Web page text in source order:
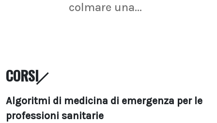
colmare una...
CORSI
Algoritmi di medicina di emergenza per le
professioni sanitarie